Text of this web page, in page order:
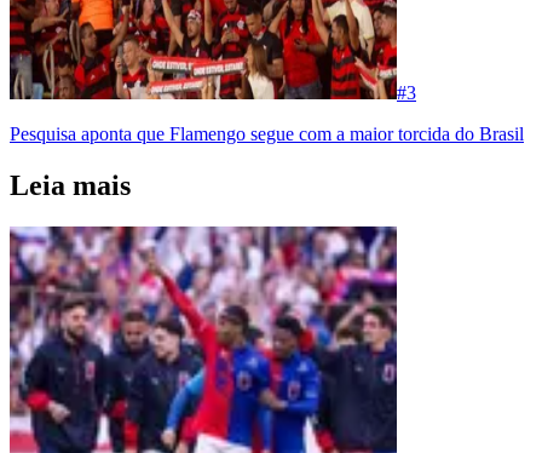
#3
Pesquisa aponta que Flamengo segue com a maior torcida do Brasil
Leia mais